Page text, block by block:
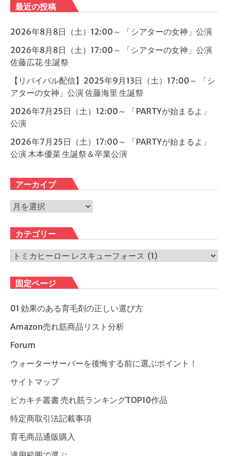
最近の投稿
2026年8月8日（土）12:00～ 「シアターの女神」公演
2026年8月8日（土）17:00～ 「シアターの女神」公演
佐藤広花 生誕祭
【リバイバル配信】2025年9月13日（土）17:00～ 「シ
アターの女神」公演 佐藤海里 生誕祭
2026年7月25日（土）12:00～ 「PARTYが始まるよ」
公演
2026年7月25日（土）17:00～ 「PARTYが始まるよ」
公演 木本優菜 生誕祭＆卒業公演
アーカイブ
ア
カ
イ
ブ
カテゴリー
カ
ゴ
リ
ー
固定ページ
01 効果のある育毛剤の正しい選び方
Amazon売れ筋商品リスト分析
Forum
ウォーターサーバーを後悔する前に選ぶポイント！
サイトマップ
ピカキチ叢書 売れ筋ランキングTOP10作品
特定商取引法記載事項
育毛商品通販購入